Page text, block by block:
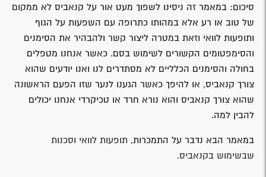
סיכום: במאמר זה ניסינו לשפוך מעט אור על קנאביס לא ממקום
של טוב או רע אלא במהותו כתרופה עם השפעות על הגוף
ותופעות לוואי וזאת במטרה ליצור קשר ולהבהיר את הסימנים
והסימפטומים הקשורים לשימוש בסם. כאשר אנחנו מטפלים
בחולה והסימנים הכלליים לא מסתדרים לנו ואנו יודעים שהוא
צורך קנאביס, או להיפך כאשר הגענו לנער שזו הפעם הראשונה
שהוא צורך קנאביס והוא נורא חרד או טכיקרדי אנחנו יכולים
להבין למה.
במאמר הבא נדבר על התמכרות, תופעות לוואי וסכנות
שבשימוש בקנאביס.